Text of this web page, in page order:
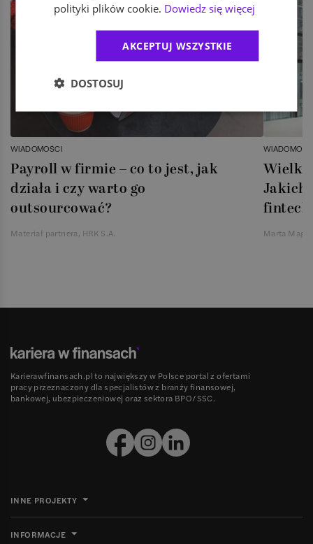
WIADOMOŚCI
Payroll w firmie – co to jest, jak
działa i czy warto go
outsourcować?
Materiał partnera, HRK S.A.
Jakich
Marta
Karierawfinansach.pl to największy w Polsce portal z ofertami
pracy przeznaczony dla specjalistów z branży finansowej,
bankowej, ubezpieczeniowej oraz sektora BPO/SSC.
INNE PROJEKTY
INFORMACJE
polityki plików cookie. Dowiedz się więcej
AKCEPTUJ WSZYSTKIE
DOSTOSUJ